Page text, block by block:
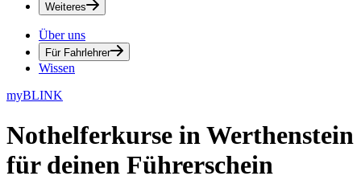
Weiteres
Über uns
Für Fahrlehrer
Wissen
myBLINK
Nothelferkurse in Werthenstein
für deinen Führerschein